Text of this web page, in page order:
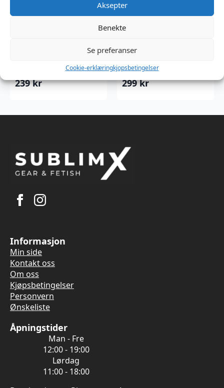
Aksepter
Benekte
Se preferanser
Cookie-erklæringkjopsbetingelser
Spray for Men – 20
239kr
– Performance
ml
Pjur
299kr
Informasjon
Min side
Kontakt oss
Om oss
Kjøpsbetingelser
Personvern
Ønskeliste
Åpningstider
Man - Fre
12:00 - 19:00
Lørdag
11:00 - 18:00